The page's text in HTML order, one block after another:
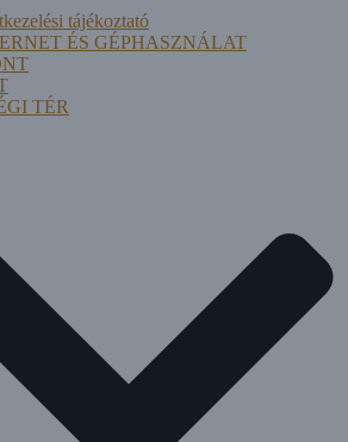
tájékoztató
ÉS GÉPHASZNÁLAT
TÉR